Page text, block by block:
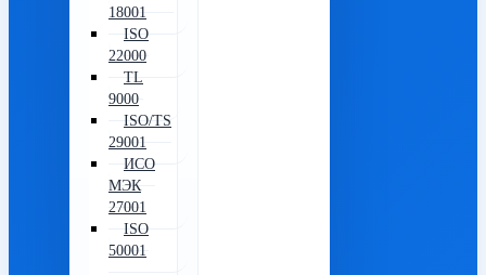
18001
ISO
22000
TL
9000
ISO/TS
29001
ИСО
МЭК
27001
ISO
50001